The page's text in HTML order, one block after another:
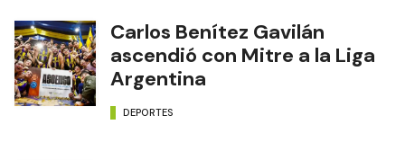
Carlos Benítez Gavilán
ascendió con Mitre a la Liga
Argentina
DEPORTES